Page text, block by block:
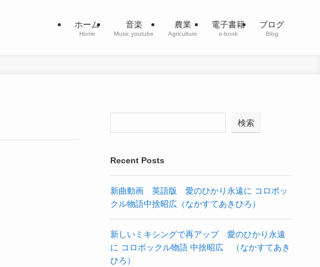
ホーム
Home
音楽
Music youtube
農業
Agriculture
電子書籍
e-book
ブログ
Blog
検索
Recent Posts
新曲動画 英語版 愛のひかり永遠に コロポッ
クル物語中捨昭広（なかすてあきひろ）
新しいミキシングで再アップ 愛のひかり永遠
に コロポックル物語 中捨昭広 （なかすてあき
ひろ）